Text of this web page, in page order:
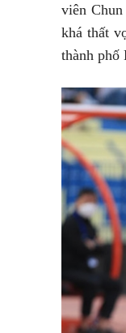
viên
khá thất
thành phố